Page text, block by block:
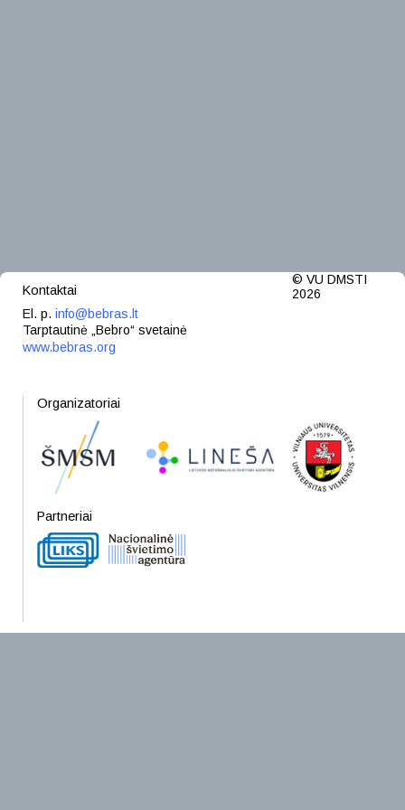
© VU DMSTI
2026
Kontaktai
El. p. info@bebras.lt
Tarptautinė „Bebro“ svetainė
www.bebras.org
Organizatoriai
Partneriai